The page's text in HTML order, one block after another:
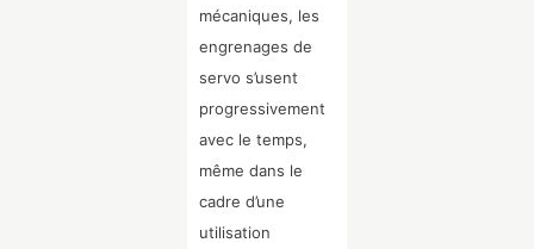
mécaniques, les
engrenages de
servo s’usent
progressivement
avec le temps,
même dans le
cadre d’une
utilisation